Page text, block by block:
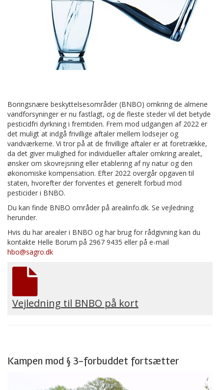
Boringsnære beskyttelsesområder (BNBO) omkring de almene
vandforsyninger er nu fastlagt, og de fleste steder vil det betyde
pesticidfri dyrkning i fremtiden. Frem mod udgangen af 2022 er
det muligt at indgå frivillige aftaler mellem lodsejer og
vandværkerne. Vi tror på at de frivillige aftaler er at foretrække,
da det giver mulighed for individueller aftaler omkring arealet,
ønsker om skovrejsning eller etablering af ny natur og den
økonomiske kompensation. Efter 2022 overgår opgaven til
staten, hvorefter der forventes et generelt forbud mod
pesticider i BNBO.
Du kan finde BNBO områder på arealinfo.dk. Se vejledning
herunder.
Hvis du har arealer i BNBO og har brug for rådgivning kan du
kontakte Helle Borum på 2967 9435 eller på e-mail
hbo@sagro.dk
Vejledning til BNBO på kort
Kampen mod § 3-forbuddet fortsætter